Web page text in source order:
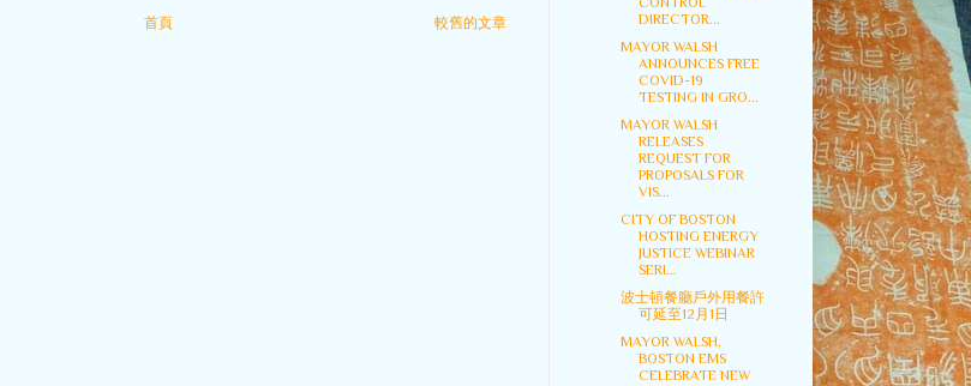
較舊的文章
首頁
DIRECTOR...
MAYOR WALSH
ANNOUNCES FREE
COVID-19
TESTING IN GRO...
MAYOR WALSH
RELEASES
REQUEST FOR
PROPOSALS FOR
VIS...
CITY OF BOSTON
HOSTING ENERGY
JUSTICE WEBINAR
SERI...
波士頓餐廳戶外用餐許
可延至12月1日
MAYOR WALSH,
BOSTON EMS
CELEBRATE NEW